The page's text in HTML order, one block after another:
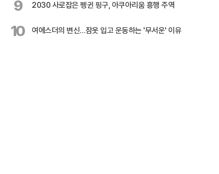
9 2030 사로잡은 펭귄 핑구, 아쿠아리움 흥행 주역
10 여에스더의 변신…잠옷 입고 운동하는 '무서운' 이유